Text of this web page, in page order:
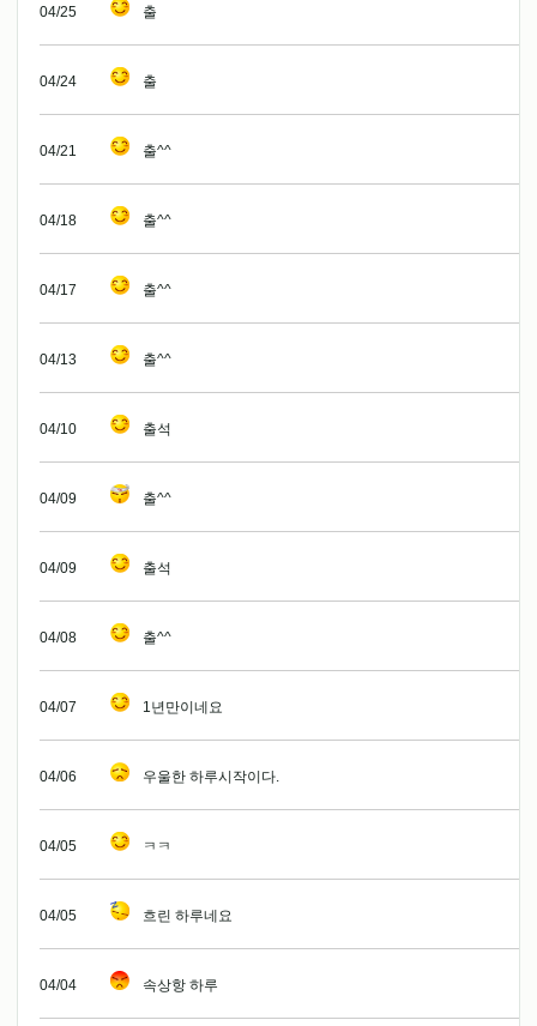
04/25 출
04/24 출
04/21 출^^
04/18 출^^
04/17 출^^
04/13 출^^
04/10 출석
04/09 출^^
04/09 출석
04/08 출^^
04/07 1년만이네요
04/06 우울한 하루시작이다.
04/05 ㅋㅋ
04/05 흐린 하루네요
04/04 속상항 하루